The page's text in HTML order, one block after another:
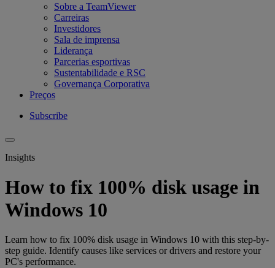
Sobre a TeamViewer
Carreiras
Investidores
Sala de imprensa
Liderança
Parcerias esportivas
Sustentabilidade e RSC
Governança Corporativa
Preços
Subscribe
Insights
How to fix 100% disk usage in
Windows 10
Learn how to fix 100% disk usage in Windows 10 with this step-by-
step guide. Identify causes like services or drivers and restore your
PC's performance.